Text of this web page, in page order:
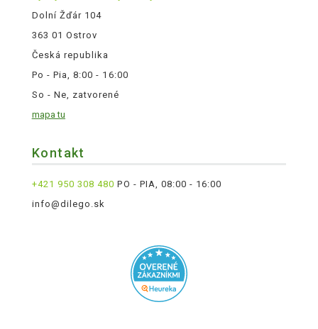
Dolní Žďár 104
363 01 Ostrov
Česká republika
Po - Pia, 8:00 - 16:00
So - Ne, zatvorené
mapa tu
Kontakt
+421 950 308 480 PO - PIA, 08:00 - 16:00
info@dilego.sk